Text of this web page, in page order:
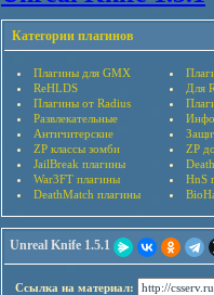
Категории плагинов
Плагины для GMX
ReHLDS
Для
Плагины от Radius
Развлекательные
Античитерские
ZP классы зомби
ZP
JailBreak плагины
War3FT плагины
HnS
DeathMatch плагины
Unreal Knife 1.5.1
Ссылка на материал: